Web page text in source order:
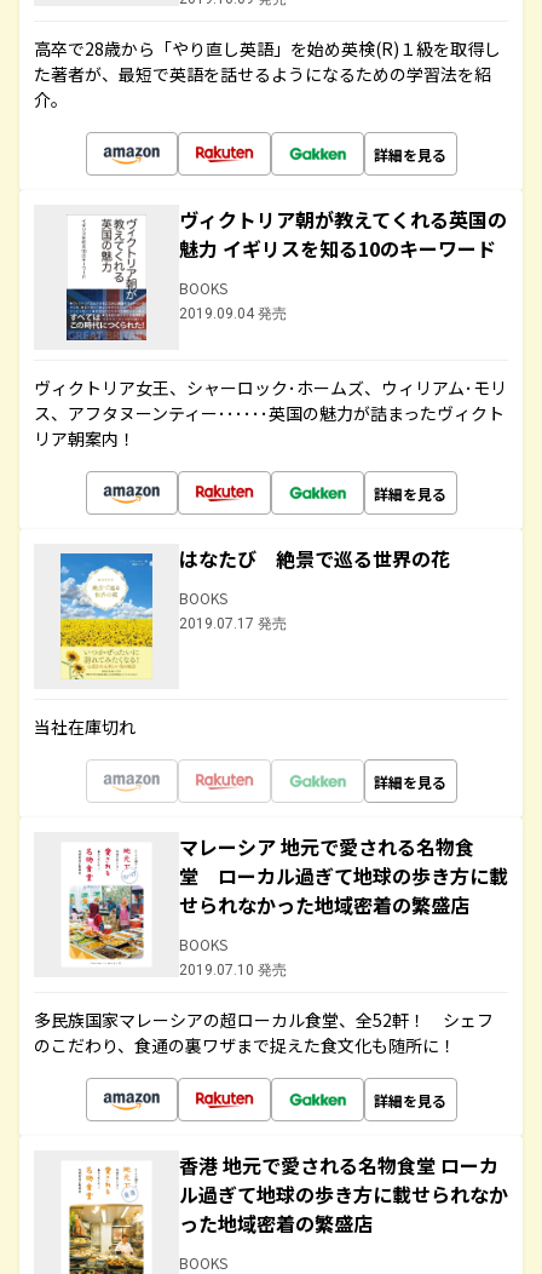
高卒で28歳から「やり直し英語」を始め英検(R)１級を取得し
た著者が、最短で英語を話せるようになるための学習法を紹
介。
詳細を見る
ヴィクトリア朝が教えてくれる英国の
魅力 イギリスを知る10のキーワード
BOOKS
2019.09.04 発売
ヴィクトリア女王、シャーロック･ホームズ、ウィリアム･モリ
ス、アフタヌーンティー･･････英国の魅力が詰まったヴィクト
リア朝案内！
詳細を見る
はなたび 絶景で巡る世界の花
BOOKS
2019.07.17 発売
当社在庫切れ
詳細を見る
マレーシア 地元で愛される名物食
堂 ローカル過ぎて地球の歩き方に載
せられなかった地域密着の繁盛店
BOOKS
2019.07.10 発売
多民族国家マレーシアの超ローカル食堂、全52軒！ シェフ
のこだわり、食通の裏ワザまで捉えた食文化も随所に！
詳細を見る
香港 地元で愛される名物食堂 ローカ
ル過ぎて地球の歩き方に載せられなか
った地域密着の繁盛店
BOOKS